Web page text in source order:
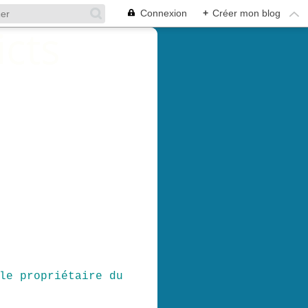
Connexion + Créer mon blog
propriétaire du